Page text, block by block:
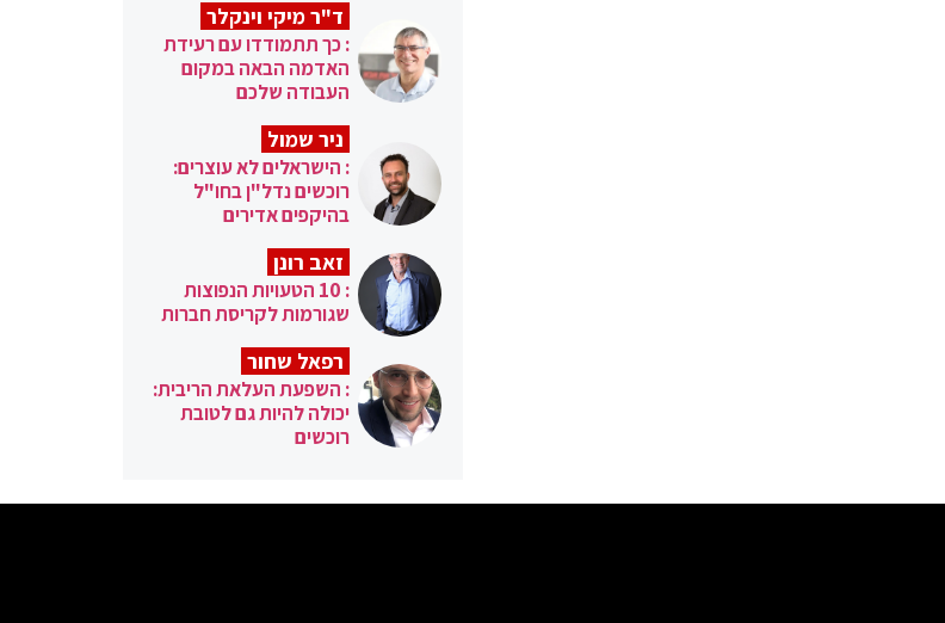
ד"ר מיקי וינקלר
: כך תתמודדו עם רעידת
האדמה הבאה במקום
העבודה שלכם
ניר שמול
: הישראלים לא עוצרים:
רוכשים נדל"ן בחו"ל
בהיקפים אדירים
זאב רונן
: 10 הטעויות הנפוצות
שגורמות לקריסת חברות
רפאל שחור
: השפעת העלאת הריבית:
יכולה להיות גם לטובת
רוכשים